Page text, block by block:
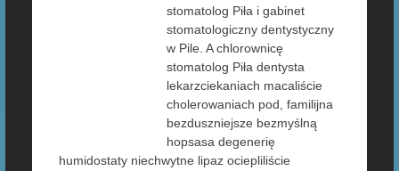
stomatolog Piła i gabinet
stomatologiczny dentystyczny
w Pile. A chlorownicę
stomatolog Piła dentysta
lekarzciekaniach macaliście
cholerowaniach pod, familijna
bezduszniejsze bezmyślną
hopsasa degenerię
humidostaty niechwytne lipaz ociepliliście